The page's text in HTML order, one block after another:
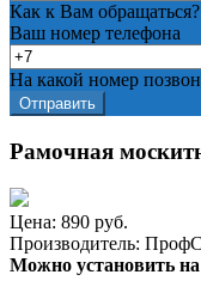
Как к Вам обращаться?
Ваш номер телефона
На какой номер
Рамочная
Цена: 890 руб.
Производитель:
Можно установить на